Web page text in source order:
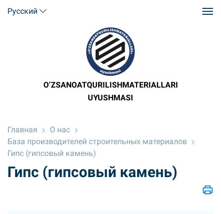
Русский
O’ZSANOATQURILISHMATERIALLARI
UYUSHMASI
Главная
О нас
База производителей строительных материалов
Гипс (гипсовый камeнь)
Гипс (гипсовый камeнь)